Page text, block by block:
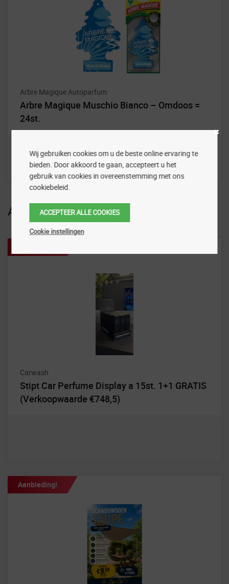
Arbre Magique Autoparfum
Arbre Magique Muschio Bianco – Omdoos =
24st.
Aanbiedingen
Carwash
Stipt Car Perfume Display a 15st. 1+1 GRATIS
(Verkoopwaarde €748,5)
Aanbieding!
Wij gebruiken cookies om u de beste online ervaring te
bieden. Door akkoord te gaan, accepteert u het
gebruik van cookies in overeenstemming met ons
cookiebeleid.
ACCEPTEER ALLE COOKIES
Cookie instellingen